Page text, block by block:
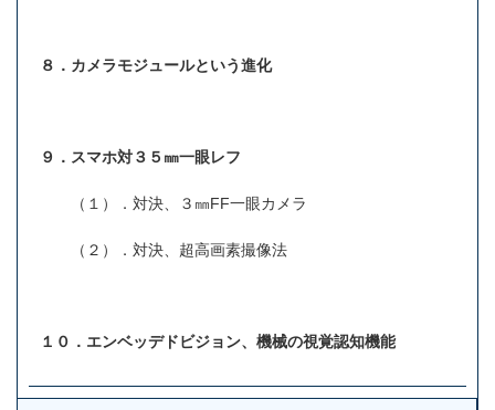
８．カメラモジュールという進化
９．スマホ対３５㎜一眼レフ
（１）．対決、３㎜FF一眼カメラ
（２）．対決、超高画素撮像法
１０．エンベッデドビジョン、機械の視覚認知機能